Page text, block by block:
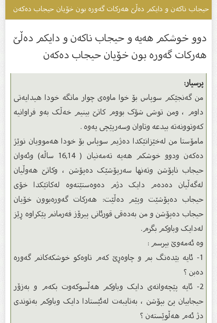
حیجاب ناکەن و دایکم دەڵێ هەرکات گەورە بون خۆیان حیجاب دەکەن
دوو خوشکم هەیە و حیجاب ناکەن و دایکم دەڵێ
هەرکات گەورە بون خۆیان حیجاب دەکەن
پرسیار:
من گەنجێکم سوپاس بۆ خوا ماوەی چوار مانگە خودا هیدایەتی
داوم ، ومن توشی شۆک بووم کاتێ بینیم خەڵک بەو فراوانیە
کەوتوونەتە بیدعە وتاوان وسەرپێچی یەوە .
مامۆستا من لەخێزانێکدا دەژیم سوپاس بۆ خودا هەموویان نوێژ
دەکەن ودوو خوشکم هەیە تەمەنیان ( 16,14 ساڵە) وئەوان
حیجاب ناپۆشن وتەنها سەرپۆشێک دەپۆشن ، وکاتێ هەوڵیان
لەگەڵیان دەدەم دایک دژم دەوەستێتەوە لەکاتێکدا خۆی
حیجاب دەپۆشێت وپێم دەڵێت: هەرکات گەورەبوون خۆیان
حیجاب دەپۆشن و من بەدەقی قورئانی پیرۆز فەرمانم پێکراوە ڕێز
لەدایک وباوکم بگرم.
وە ئەمەوێ بپرسم :
1- ئایە بێدەنگ بم و چاوەڕێ کەم تاوەکو خوشکەکانم گەورە
دەبن ؟
2- ئایە پێچەوانەی دایک وباوکم هەڵسوکەوت بکەم و بەزۆر
حیجابیان پێ بپۆشن ، بەتایبەت لەئێستادا دایک وباوکم بەتوندی
دژ ئەم هەڵوێستەن ؟